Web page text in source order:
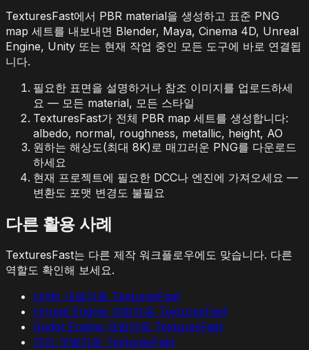
TexturesFast에서 PBR material을 생성하고 표준 PNG
map 세트를 내보내면 Blender, Maya, Cinema 4D, Unreal
Engine, Unity 또는 현재 작업 중인 모든 도구에 바로 연결됩
니다.
필요한 표면을 설명하거나 참조 이미지를 업로드하세
요 — 모든 material, 모든 스타일
TexturesFast가 전체 PBR map 세트를 생성합니다:
albedo, normal, roughness, metallic, height, AO
원하는 해상도(최대 8K)로 매끄러운 PNG를 다운로드
하세요
현재 프로젝트에 필요한 DCC나 엔진에 가져오세요 —
변환도 포맷 변경도 불필요
다른 활용 사례
TexturesFast는 다른 제작 워크플로우에도 맞습니다. 다른
역할도 확인해 보세요.
Unity 개발자용 TexturesFast
Unreal Engine 개발자용 TexturesFast
Godot Engine 개발자용 TexturesFast
게임 개발자용 TexturesFast